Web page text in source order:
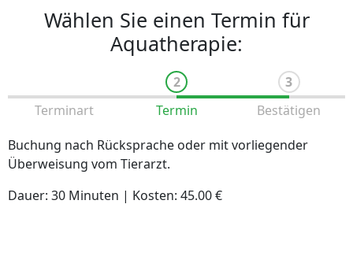
Wählen Sie einen Termin für
Aquatherapie:
Terminart Termin
Bestätigen
Buchung nach Rücksprache oder mit vorliegender
Überweisung vom Tierarzt.
Dauer: 30 Minuten | Kosten: 45.00 €